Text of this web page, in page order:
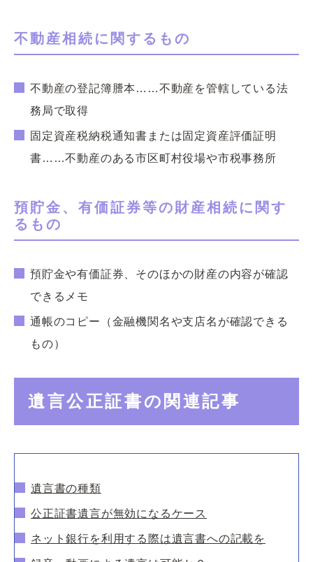
不動産相続に関するもの
不動産の登記簿謄本……不動産を管轄している法
務局で取得
固定資産税納税通知書または固定資産評価証明
書……不動産のある市区町村役場や市税事務所
預貯金、有価証券等の財産相続に関す
るもの
預貯金や有価証券、そのほかの財産の内容が確認
できるメモ
通帳のコピー（金融機関名や支店名が確認できる
もの）
遺言公正証書の関連記事
遺言書の種類
公正証書遺言が無効になるケース
ネット銀行を利用する際は遺言書への記載を